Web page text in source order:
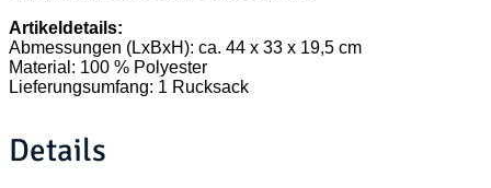
Artikeldetails:
Abmessungen (LxBxH): ca. 44 x 33 x 19,5 cm
Material: 100 % Polyester
Lieferungsumfang: 1 Rucksack
Details